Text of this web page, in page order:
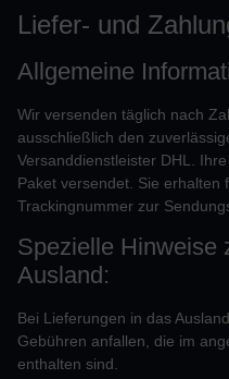
Liefer- und
Allgemeine
Wir versenden täglich nach
ausschließlich den
Versanddienstleister DHL.
Paket versendet. Sie erhalten
Trackingnummer zur
Spezielle Hinweise
Ausland:
Bei Lieferungen in das
Gebühren anfallen, die im
enthalten sind.